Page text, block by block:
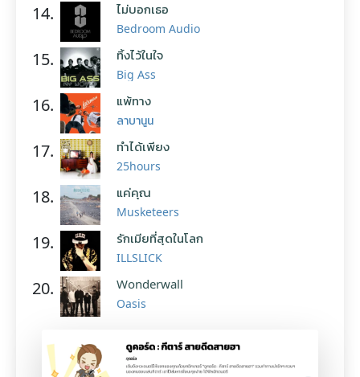
14. ไม่บอกเธอ
Bedroom Audio
15. ทิ้งไว้ในใจ
Big Ass
16. แพ้ทาง
ลาบานูน
17. ทำได้เพียง
25hours
18. แค่คุณ
Musketeers
19. รักเมียที่สุดในโลก
ILLSLICK
20. Wonderwall
Oasis